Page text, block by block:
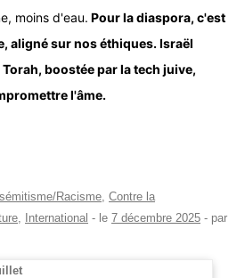
moins d'eau. Pour la diaspora, c'est
aligné sur nos éthiques. Israël
boostée par la tech juive,
l'âme.
Racisme, Contre la
, International - le 7 décembre 2025 - par